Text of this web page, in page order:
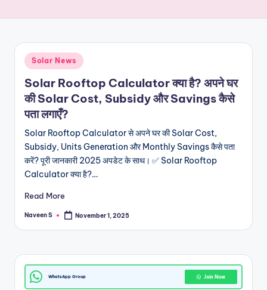
y
a
n.
c
o
m
Posted
in
Solar News
Solar Rooftop Calculator क्या है? अपने घर
की Solar Cost, Subsidy और Savings कैसे
पता लगाएँ?
Solar Rooftop Calculator से अपने घर की Solar Cost,
Subsidy, Units Generation और Monthly Savings कैसे पता
करें? पूरी जानकारी 2025 अपडेट के साथ। ✅ Solar Rooftop
Calculator क्या है?…
Read More
Posted
Naveen S November 1, 2025
WhatsApp Group Join Now